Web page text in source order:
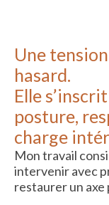
Une
hasard.
Elle
posture,
charge
Mon travail
intervenir avec
restaurer un axe